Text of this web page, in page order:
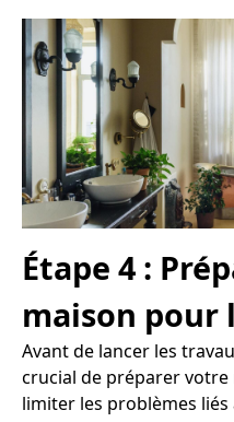
Étape 4 :
maison pour
Avant de lancer les
crucial de préparer
limiter les problèmes